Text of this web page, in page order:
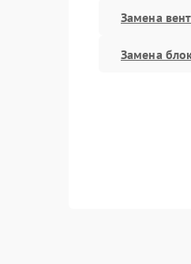
Замена
Замена